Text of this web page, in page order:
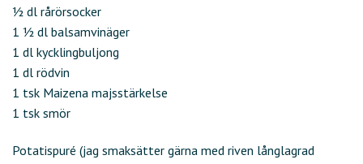
½ dl rårörsocker
1 ½ dl balsamvinäger
1 dl kycklingbuljong
1 dl rödvin
1 tsk Maizena majsstärkelse
1 tsk smör
Potatispuré (jag smaksätter gärna med riven långlagrad